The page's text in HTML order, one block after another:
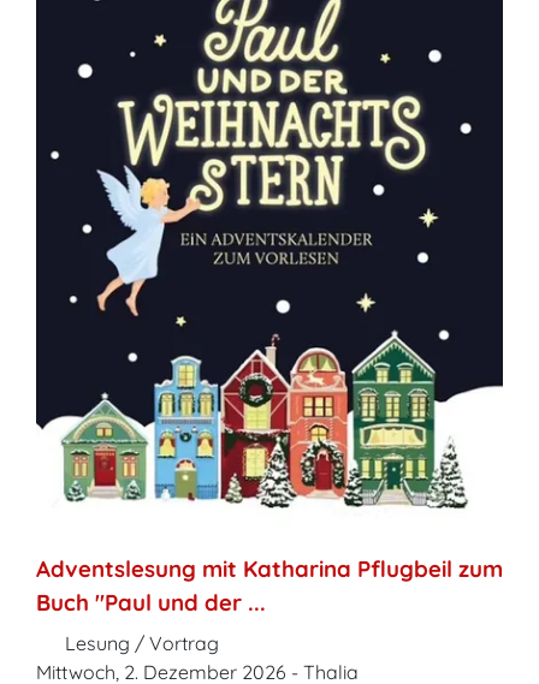
Adventslesung mit Katharina Pflugbeil zum
Buch "Paul und der ...
Lesung / Vortrag
Mittwoch, 2. Dezember 2026 - Thalia